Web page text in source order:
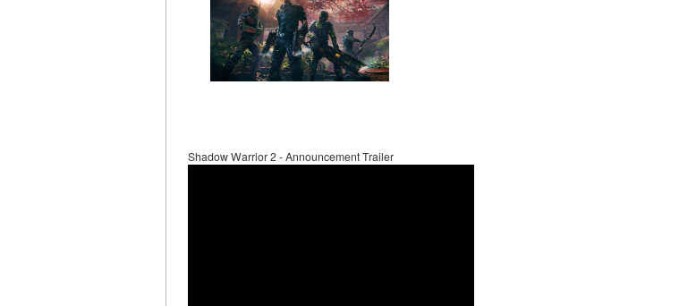
Shadow Warrior 2 - Announcement Trailer